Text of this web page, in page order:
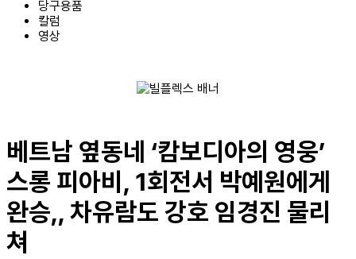
당구용품
칼럼
영상
베트남 옆동네 ‘캄보디아의 영웅’
스롱 피아비, 1회전서 박예원에게
완승,, 차유람도 강호 임경진 물리
쳐